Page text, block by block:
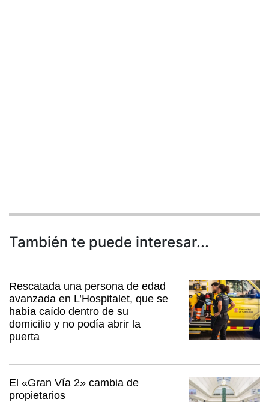
También te puede interesar...
Rescatada una persona de edad
avanzada en L’Hospitalet, que se
había caído dentro de su
domicilio y no podía abrir la
puerta
El «Gran Vía 2» cambia de
propietarios